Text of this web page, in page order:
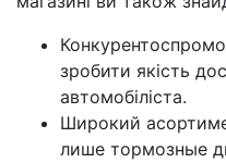
зробити якість
автомобіліста.
Широкий
лише тормозные